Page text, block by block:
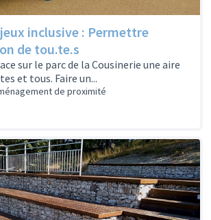
jeux inclusive : Permettre
de tou.te.s
sur le parc de la Cousinerie une aire
et tous. Faire un...
de proximité